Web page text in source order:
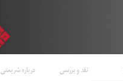
نقد و بررسی درباره شریعتی